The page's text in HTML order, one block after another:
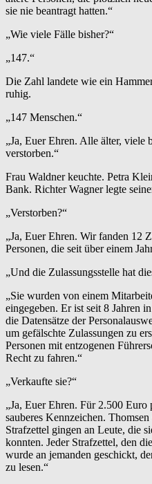
sie nie beantragt hatten.“
„Wie viele Fälle bisher?“
„147.“
Die Zahl landete wie ein
ruhig.
„147 Menschen.“
„Ja, Euer Ehren. Alle älter, viele
verstorben.“
Frau Waldner keuchte. Petra
Bank. Richter Wagner legte
„Verstorben?“
„Ja, Euer Ehren. Wir fanden 12
Personen, die seit über einem
„Und die Zulassungsstelle hat
„Sie wurden von einem
eingegeben. Er ist seit 8 Jahren
die Datensätze der
um gefälschte Zulassungen zu
Personen mit entzogenen
Recht zu fahren.“
„Verkaufte sie?“
„Ja, Euer Ehren. Für 2.500
sauberes Kennzeichen.
Strafzettel gingen an Leute, die
konnten. Jeder Strafzettel, den
wurde an jemanden geschickt,
zu lesen.“